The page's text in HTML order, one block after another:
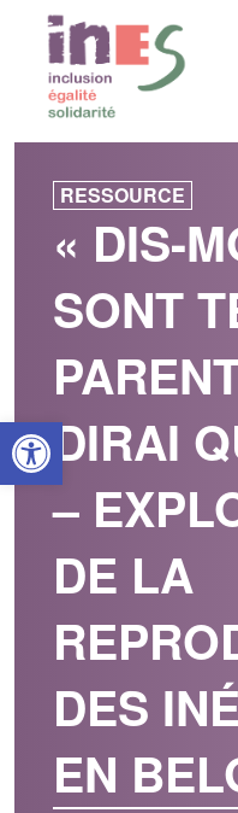
Open toolbar
RESSOURCE
« DIS-
SONT
DIRAI
–
DE LA
DES
EN